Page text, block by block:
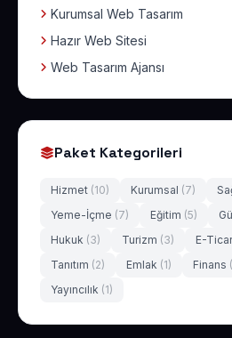
Kurumsal Web Tasarım
Hazır Web Sitesi
Web Tasarım Ajansı
Paket Kategorileri
Hizmet (10) Kurumsal (7)
Yeme-İçme (7) Eğitim (5)
Hukuk (3) Turizm (3) E-
Tanıtım (2) Emlak (1) Finans
Yayıncılık (1)